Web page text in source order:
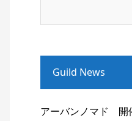
Guild News
アーバンノマド 開